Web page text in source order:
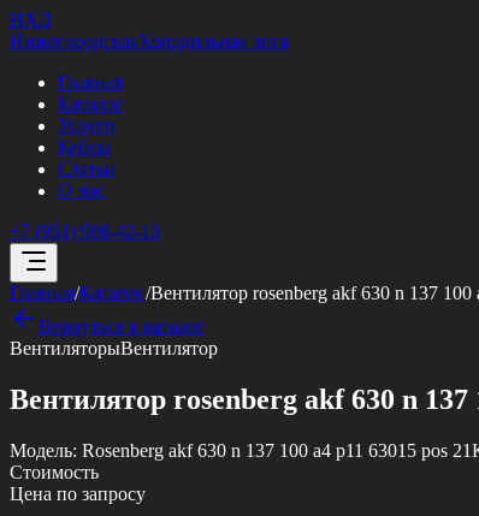
НХЛ
НижегородскаяХолодильная лига
Главная
Каталог
Услуги
Кейсы
Статьи
О нас
+7 (951) 908-42-13
Главная/Каталог/Вентилятор rosenberg akf 630 n 137 100
Вернуться в каталог
ВентиляторыВентилятор
Вентилятор rosenberg akf 630 n 137
Модель: Rosenberg akf 630 n 137 100 a4 p11 63015 pos 21
Стоимость
Цена по запросу